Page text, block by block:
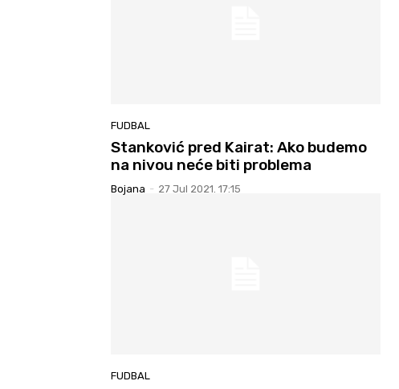
FUDBAL
Stanković pred Kairat: Ako budemo
na nivou neće biti problema
Bojana - 27 Jul 2021. 17:15
FUDBAL